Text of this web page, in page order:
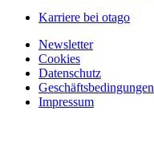
Karriere bei otago
Newsletter
Cookies
Datenschutz
Geschäftsbedingungen
Impressum